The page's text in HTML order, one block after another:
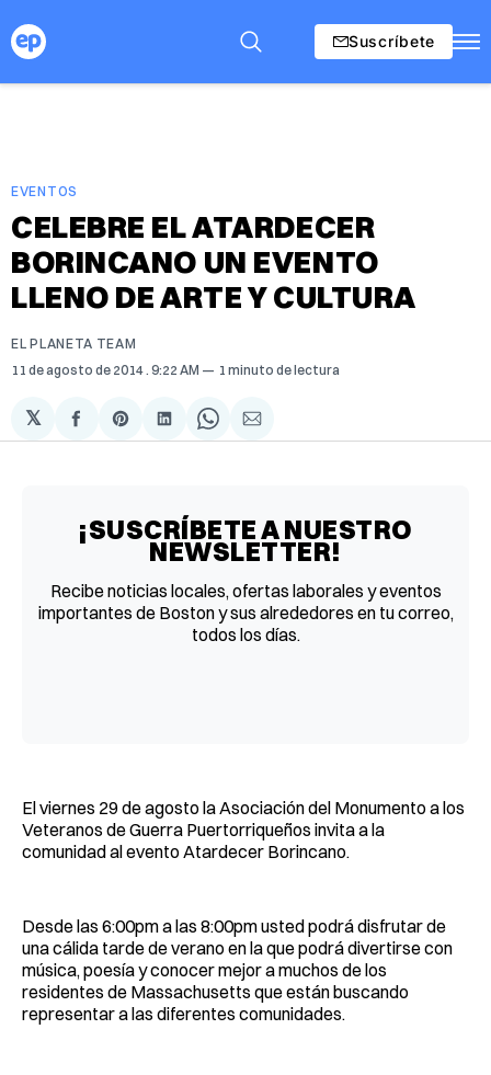
Suscríbete
EVENTOS
CELEBRE EL ATARDECER
BORINCANO UN EVENTO
LLENO DE ARTE Y CULTURA
EL PLANETA TEAM
11 de agosto de 2014 . 9:22 AM 1 minuto de lectura
𝕏
Compartir
en
Share
on
Compartir
en
Share
on
Compartir
via
¡SUSCRÍBETE A NUESTRO
NEWSLETTER!
Recibe noticias locales, ofertas laborales y eventos
importantes de Boston y sus alrededores en tu correo,
todos los días.
El viernes 29 de agosto la Asociación del Monumento a los
Veteranos de Guerra Puertorriqueños invita a la
comunidad al evento Atardecer Borincano.
Desde las 6:00pm a las 8:00pm usted podrá disfrutar de
una cálida tarde de verano en la que podrá divertirse con
música, poesía y conocer mejor a muchos de los
residentes de Massachusetts que están buscando
representar a las diferentes comunidades.